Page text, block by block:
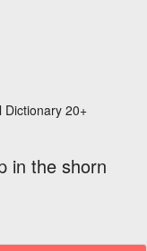
Dictionary 20+
in the shorn